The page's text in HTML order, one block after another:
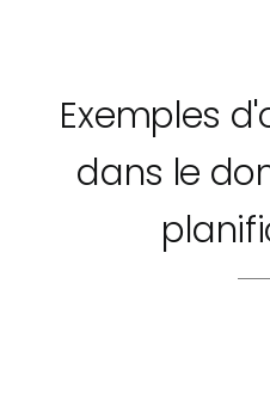
Exemples
dans le